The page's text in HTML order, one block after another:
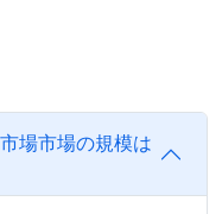
場市場の規模は